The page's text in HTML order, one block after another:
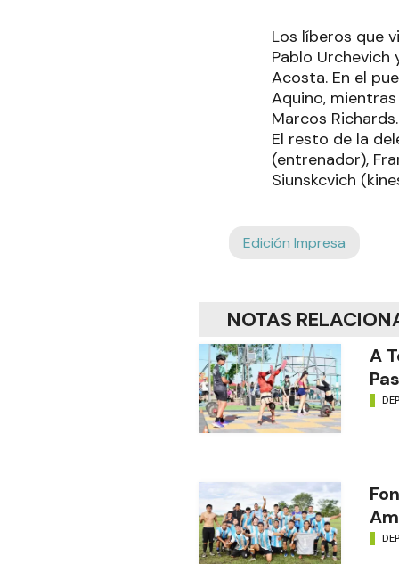
Los líberos que
Pablo
Acosta. En el
Aquino,
Marcos Richards.
El resto de la
(entrenador),
Siunskcvich
Edición Impresa
NOTAS
A